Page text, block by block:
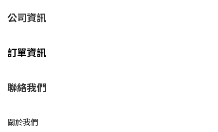
公司資訊
訂單資訊
聯絡我們
關於我們